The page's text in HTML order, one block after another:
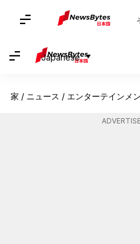
Japanese
家 / ニュース / エンターテインメ